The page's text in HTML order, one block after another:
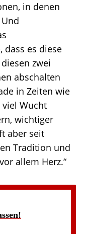
in denen
dass es diese
zwei
abschalten
in Zeiten wie
Wucht
wichtiger
aber seit
Tradition und
allem Herz.“